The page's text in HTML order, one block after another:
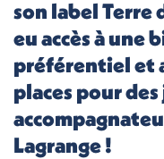
son label Terre
eu accès à une
préférentiel et
places pour
Lagrange !